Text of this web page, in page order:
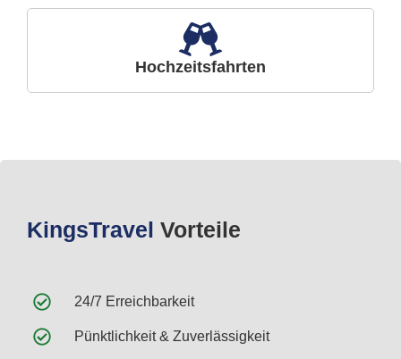
Hochzeitsfahrten
KingsTravel Vorteile
24/7 Erreichbarkeit
Pünktlichkeit & Zuverlässigkeit